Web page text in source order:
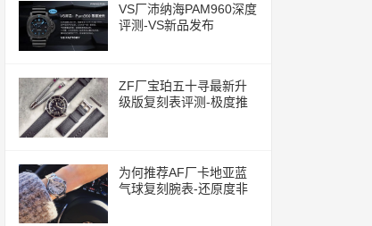
VS厂沛纳海PAM960深度
评测-VS新品发布
ZF厂宝珀五十寻最新升
级版复刻表评测-极度推
为何推荐AF厂卡地亚蓝
气球复刻腕表-还原度非